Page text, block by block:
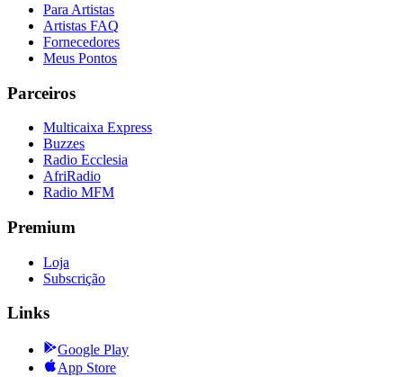
Para Artistas
Artistas FAQ
Fornecedores
Meus Pontos
Parceiros
Multicaixa Express
Buzzes
Radio Ecclesia
AfriRadio
Radio MFM
Premium
Loja
Subscrição
Links
Google Play
App Store